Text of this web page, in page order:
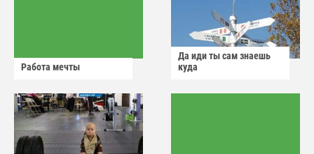
Работа мечты
Да иди ты сам знаешь
куда